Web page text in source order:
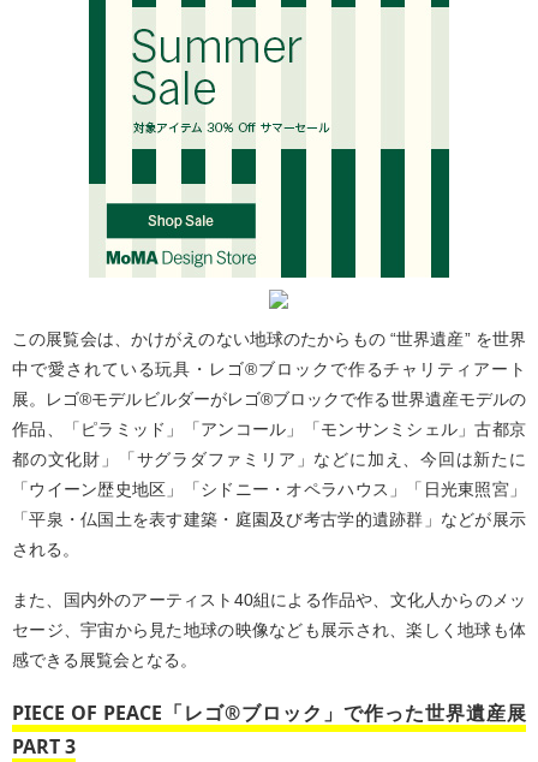
この展覧会は、かけがえのない地球のたからもの “世界遺産” を世界
中で愛されている玩具・レゴ®ブロックで作るチャリティアート
展。レゴ®モデルビルダーがレゴ®ブロックで作る世界遺産モデルの
作品、「ピラミッド」「アンコール」「モンサンミシェル」古都京
都の文化財」「サグラダファミリア」などに加え、今回は新たに
「ウイーン歴史地区」「シドニー・オペラハウス」「日光東照宮」
「平泉・仏国土を表す建築・庭園及び考古学的遺跡群」などが展示
される。
また、国内外のアーティスト40組による作品や、文化人からのメッ
セージ、宇宙から見た地球の映像なども展示され、楽しく地球も体
感できる展覧会となる。
PIECE OF PEACE「レゴ®ブロック」で作った世界遺産展
PART 3